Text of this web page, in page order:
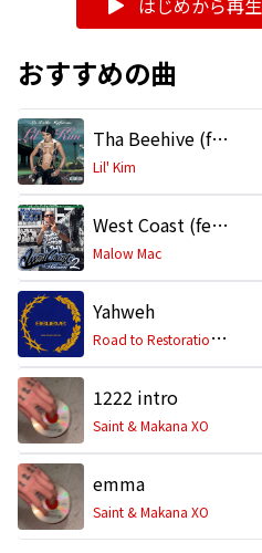
おすすめの曲
Tha Beehive (feat. Reeks, Bunky S.A., Vee & Saint from the Advakids) [With Radio Interlude]
Lil' Kim
West Coast (feat. Hillside & Saint)
Malow Mac
Yahweh
R
oad to Restoration/SAINT
1222 intro
Saint & Makana XO
emma
Saint & Makana XO